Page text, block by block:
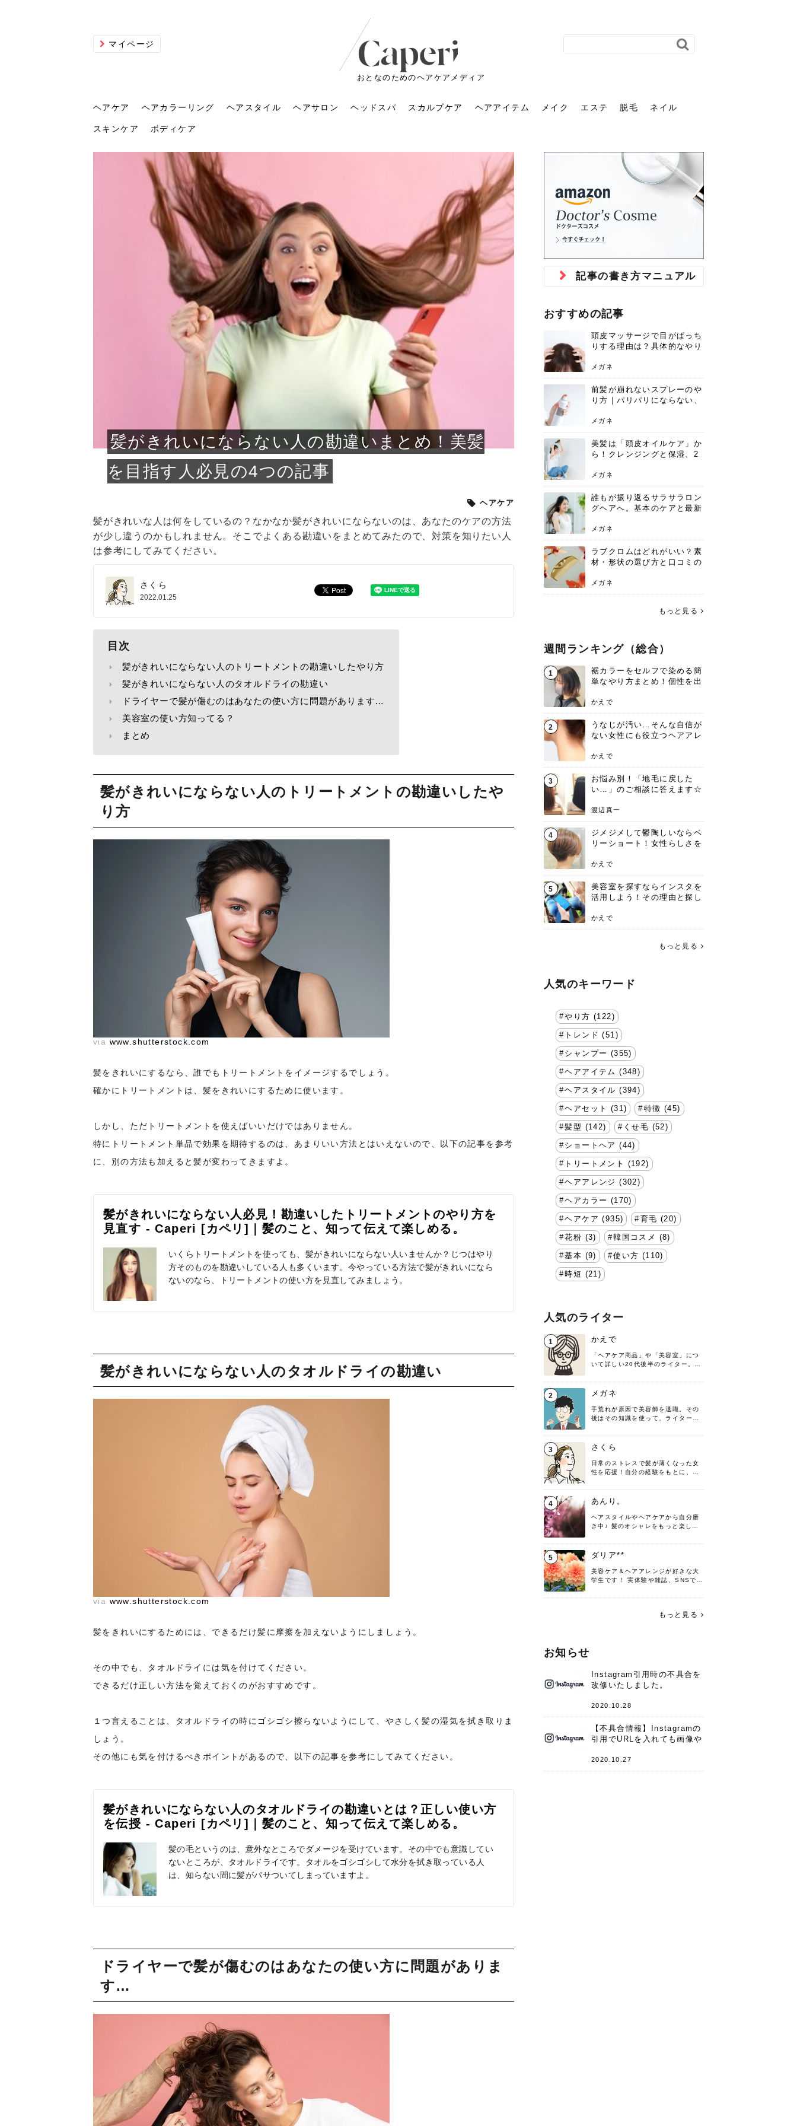
マイページ
おとなのためのヘアケアメディア
ヘアケア
トリートメントの付け方で
仕上がりが変わる｜効かな
い原因...
トリートメントの付け方で仕上がりは
大きく変わります。今回は、毛先中心
の塗り...
メガネ
朝の5分が変わる！寝癖がつ
かない予防方法と時短寝癖
直し...
新生活シーズン、朝の身支度を少しで
も短くしたい人は多いはず。じつは寝
癖は、...
花粉で髪がパサパサするの
はなぜ？原因と落とし方・
防ぎ方を紹介
花粉の季節になると、髪がパサつく、
ありま...
さくら
もっと見る
ヘアカラーリング
髪のくすみが気になる人
へ！2026春トレンドの明る
めく...
2026春のトレンドカラーは明るめのく
すみカラーです。ただし、髪がすでに
く...
さくら
ツヤと透明感で垢抜ける！
自然なヘアカラーで作る
「きれい...
職場で浮かない落ち着いたトーンにし
たいけれど、どこか垢抜けた印象にし
たいと...
肌に合う髪色、どう見つけ
る？「イエベ」「ブルベ」
診断と...
美容室で素敵なヘアカラーに染めても
「なん...
かえで
もっと見る
ヘアスタイル
2026年のショートウルフ最
新トレンドとは？ナチュラ
ル...
2026年のショートウルフは、ナチュラ
ルでエアリーな仕上がりが今っぽい正
解...
かえで
ルーズウェーブとは？2026
年の注目スタイルと長さ別
の...
2026年はレイヤーカットを使った髪型
のトレンドと重なり、ルーズウェーブ
ヘ...
40代のパーマがダレる原因
とは？自宅でできる復活術
と長...
パーマをかけたばかりなのに、もうカ
はいな...
メガネ
もっと見る
ヘアサロン
美容室に行くのが恥ずかし
い？髪質の変化に気づいた
時こそ...
しばらく美容室に行けていないし、そ
ろそろ髪型を変えて気分転換したいと
思って...
メガネ
お気に入りのお店が倒産し
た後の美容室の探し方！失
敗しに...
美容室を倒産する数が増えているとい
うニュースがありました。もともと美
容室の...
前髪を薄くするための美容
院の頼み方とは？失敗しな
いため...
前髪は薄くしたほうが今風でおしゃれ
たいと...
かえで
もっと見る
ヘッドスパ
ヘッドスパの落とし穴！知
らないと損する真実
ヘッドスパは、頭皮の汚れを落として
血行を促進し、リラックス効果や美髪
効果が...
さろめ
頭皮を刺激してお顔のリフ
トアップ♪毎日こつこつカン
タン小顔☆
毎日のちょっとした習慣で小顔は作れ
る！頭のこりをほぐしてフェイスライ
ンのリ...
chicca
ヘッドスパで頭皮をケアし
よう！ヘッドスパの効果と
おすすめの人
普段目に見えない頭皮ですが、何のケ
積して...
yukarin
もっと見る
スカルプケア
髪を育てるには？毎日の洗
い方と生活習慣を見直す基
本ケア
髪をきれいに育てるには高価なアイテ
ムを増やす前に、洗い方や乾かし方、
頭皮の...
さくら
頭皮マッサージで目がぱっ
ちりする理由は？具体的な
やり方...
目元の印象を左右するのは目そのもの
ではなく、頭皮の状態かもしれませ
ん。以下...
ストレスで髪の毛はどう変
わる？抜け毛・パサつきの
原因と...
最近、髪のツヤがなくなったという方
は、スト...
さくら
もっと見る
ヘアアイテム
発酵エキスシャンプーって
何がいいの？無印良品など
のシャ...
スキンケアで人気の発酵成分が、シャ
ンプーにも広がっています。無印良品
などの...
さくら
アイロンが苦手でも大丈
夫！ブラッシング感覚で使
えるヘア...
ヘアアイロンを使うのが苦手、火傷が
怖いと感じている方はいないでしょう
か？そ...
40代の髪を悩みに最適！韓
国発「ダリーフ」でヘアセ
ット...
韓国コスメを使うのは若い子だけだと
グラム...
さくら
もっと見る
メイク
ミニマリストのメイク術｜
少ないアイテムで「自分ら
しい美...
「たくさんのコスメを持っているの
に、実際に使っているのはいつも同じ
ものばか...
あおい
V3ファンデーションは危な
い？針の仕組み・全4種比
較・...
メイクをしている時間も、スキンケア
の時間に変えるという発想から生まれ
たのが...
「おしゃれ」と「身だしな
み」は違う。相手に信頼感
を与え...
新しい環境に臨むとき、多くの人が意
メイク...
さな
もっと見る
エステ
針で小顔を目指す！美容鍼
の効果と後悔しない選び方
のポイント
フェイスラインをすっきりさせたいと
いうお悩みを抱えている方はいないで
しょう...
あかり
リンパマッサージと経絡マ
ッサージの違いとは？効果
と、自...
サロンのメニューを見ていると、「リ
ンパマッサージ」の他に「経絡マッサ
ージ」...
エステの勧誘が怖い人へ。
断ることは悪くない。自分
を守る...
「初回限定〇〇円！」そんなお得な体
に弱い...
さな
もっと見る
脱毛
化粧ノリが変わる「顔脱
毛」。4つのメリットと、始
める前...
顔の産毛をカミソリで剃って、毛抜き
で抜くなど、日々の自己処理を手間に
感じて...
あおい
子供の脱毛、日焼け肌はN
G？親子で学ぶ、安心・安全
なエ...
「ムダ毛が気になる」とお子さんが悩
んでいる姿を見て、エステ脱毛を検討
し始め...
「今さら」なんて言わせな
い。40代のVIO・顔脱毛、
賢...
40代になって、ふと自分のムダ毛のこ
毛を...
さな
もっと見る
ネイル
2026年運気アップネイルガ
イドを公開！幸運を呼ぶ色
と...
最近、なんとなく運気が停滞している
気がすると悩んでいないでしょうか？
じつは...
あおい
そのネイル、本当に似合っ
てる？指先をきれいに見え
るのは...
SNSや雑誌で見かけた素敵なネイルデ
ザインを、いざ自分の爪に試してみた
ら、...
オフィスネイルでも「キラ
キラ」はOK？派手に見えな
い上...
仕事中も、ふとした瞬間に自分の指先
く「キ...
あおい
もっと見る
スキンケア
スキンケア
急に小じわが増えた？原因
と種類の見分け方＆自宅で
できる...
ふと鏡を見て、急に小じわが増えたと
落ち込んでいないでしょうか？じつは
その原...
あおい
ルルルン ハイドラのどれが
良い？その違いは？PDRN
や...
ルルルン ハイドラシリーズを使いたい
けれど、種類が多くてどれを選べばい
いか...
さな
ジュベルック スキンの効果
とは？毛穴・ニキビ跡への
ニキビ跡の凸凹をどうにかしたいと、
肌の質感でお悩みではないでしょう
ゆい
ボディケア
ボディケア
人の手ならではの痩身効
果。オールハンドエステの
魅力と、...
痩身エステと一言で言っても、最新の
機器を使ったものから、昔ながらの手
技によ...
あかり
その医療ダイエット、後悔
しませんか？失敗する人の
共通点...
医師の管理のもと、科学的根拠に基づ
いて行う「医療ダイエット」は、自己
流のダ...
さな
本気の痩身と体質改善に。
アーユルヴェーダに基づく
自己流のダイエットではなかなか落ち
ない、頑固な脂肪やセルライトを、本
さな
髪がきれいにならない人の勘違いまとめ！美髪
を目指す人必見の4つの記事
ヘアケア
髪がきれいな人は何をしているの？なかなか髪がきれいにならないのは、あなたのケアの方法
が少し違うのかもしれません。そこでよくある勘違いをまとめてみたので、対策を知りたい人
は参考にしてみてください。
さくら
2022.01.25
目次
髪がきれいにならない人のトリートメントの勘違いしたやり方
髪がきれいにならない人のタオルドライの勘違い
ドライヤーで髪が傷むのはあなたの使い方に問題があります…
美容室の使い方知ってる？
まとめ
髪がきれいにならない人のトリートメントの勘違いしたや
り方
via www.shutterstock.com
髪をきれいにするなら、誰でもトリートメントをイメージするでしょう。
確かにトリートメントは、髪をきれいにするために使います。
しかし、ただトリートメントを使えばいいだけではありません。
特にトリートメント単品で効果を期待するのは、あまりいい方法とはいえないので、以下の記事を参考
に、別の方法も加えると髪が変わってきますよ。
髪がきれいにならない人必見！勘違いしたトリートメントのやり方を
見直す - Caperi [カペリ]｜髪のこと、知って伝えて楽しめる。
いくらトリートメントを使っても、髪がきれいにならない人いませんか？じつはやり
方そのものを勘違いしている人も多くいます。今やっている方法で髪がきれいになら
ないのなら、トリートメントの使い方を見直してみましょう。
髪がきれいにならない人のタオルドライの勘違い
via www.shutterstock.com
髪をきれいにするためには、できるだけ髪に摩擦を加えないようにしましょう。
その中でも、タオルドライには気を付けてください。
できるだけ正しい方法を覚えておくのがおすすめです。
１つ言えることは、タオルドライの時にゴシゴシ擦らないようにして、やさしく髪の湿気を拭き取りま
しょう。
その他にも気を付けるべきポイントがあるので、以下の記事を参考にしてみてください。
髪がきれいにならない人のタオルドライの勘違いとは？正しい使い方
を伝授 - Caperi [カペリ]｜髪のこと、知って伝えて楽しめる。
髪の毛というのは、意外なところでダメージを受けています。その中でも意識してい
ないところが、タオルドライです。タオルをゴシゴシして水分を拭き取っている人
は、知らない間に髪がパサついてしまっていますよ。
ドライヤーで髪が傷むのはあなたの使い方に問題がありま
す…
記事の書き方マニュアル
おすすめの記事
頭皮マッサージで目がぱっち
りする理由は？具体的なやり
メガネ
前髪が崩れないスプレーのや
り方｜パリパリにならない、
メガネ
美髪は「頭皮オイルケア」か
ら！クレンジングと保湿、2
メガネ
誰もが振り返るサラサラロン
グヘアへ。基本のケアと最新
メガネ
ラブクロムはどれがいい？素
材・形状の選び方と口コミの
メガネ
もっと見る
週間ランキング（総合）
1
裾カラーをセルフで染める簡
単なやり方まとめ！個性を出
かえで
2
うなじが汚い…そんな自信が
ない女性にも役立つヘアアレ
かえで
3
お悩み別！「地毛に戻した
い…」のご相談に答えます☆
渡辺真一
4
ジメジメして鬱陶しいならベ
リーショート！女性らしさを
かえで
5
美容室を探すならインスタを
活用しよう！その理由と探し
かえで
もっと見る
人気のキーワード
やり方 (122)
トレンド (51)
シャンプー (355)
ヘアアイテム (348)
ヘアスタイル (394)
ヘアセット (31) 特徴 (45)
髪型 (142) くせ毛 (52)
ショートヘア (44)
トリートメント (192)
ヘアアレンジ (302)
ヘアカラー (170)
ヘアケア (935) 育毛 (20)
花粉 (3) 韓国コスメ (8)
基本 (9) 使い方 (110)
時短 (21)
人気のライター
1 かえで
「ヘアケア商品」や「美容室」につ
いて詳しい20代後半のライター。楽
す！
2 メガネ
手荒れが原因で美容師を退職。その
後はその知識を使って、ライターと
髪の知識をわかりやすく紹介しま
す！
3 さくら
日常のストレスで髪が薄くなった女
性を応援！自分の経験をもとに、執
4 あんり。
ヘアスタイルやヘアケアから自分磨
き中♪ 髪のオシャレをもっと楽しめ
♡ 役立つ情報をお届けできるように
頑張ります！よろしくお願いしま
5 ダリア**
美容ケア＆ヘアアレンジが好きな大
学生です！ 実体験や雑誌、SNSで知
す。 これからよろしくお願いします
もっと見る
お知らせ
Instagram引用時の不具合を
改修いたしました。
2020.10.28
【不具合情報】Instagramの
引用でURLを入れても画像や
件
2020.10.27